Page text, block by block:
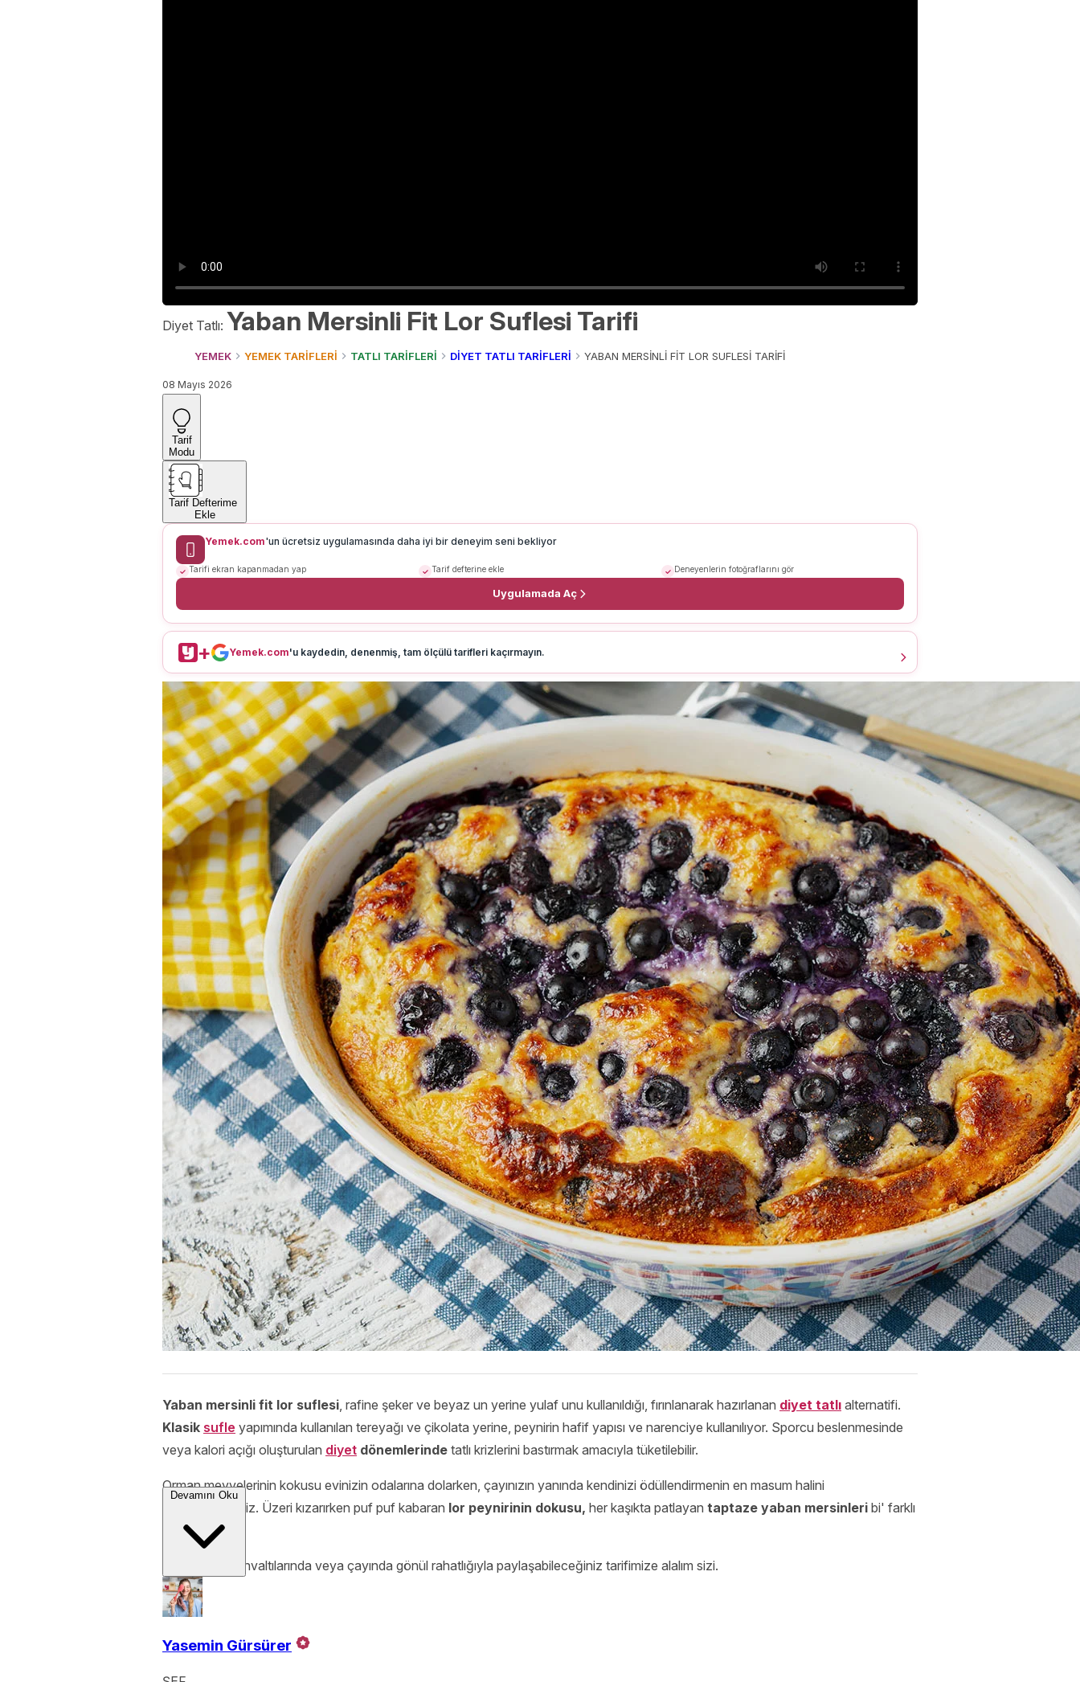
Diyet Tatlı: Yaban Mersinli Fit Lor Suflesi Tarifi
YEMEK YEMEK TARİFLERİ TATLI TARİFLERİ DİYET TATLI TARİFLERİ YABAN MERSİNLİ FİT LOR SUFLESİ TARİFİ
08 Mayıs 2026
Tarif
Modu
Tarif Defterime
Ekle
Yemek.com'un ücretsiz uygulamasında daha iyi bir deneyim seni bekliyor
Tarifi ekran kapanmadan yap Tarif defterine ekle Deneyenlerin fotoğraflarını gör
Uygulamada Aç
+ Yemek.com'u kaydedin, denenmiş, tam ölçülü tarifleri kaçırmayın.
Yaban mersinli fit lor suflesi , rafine şeker ve beyaz un yerine yulaf unu kullanıldığı, fırınlanarak hazırlanan diyet tatlı alternatifi.
Klasik sufle yapımında kullanılan tereyağı ve çikolata yerine, peynirin hafif yapısı ve narenciye kullanılıyor. Sporcu beslenmesinde
veya kalori açığı oluşturulan diyet dönemlerinde tatlı krizlerini bastırmak amacıyla tüketilebilir.
Orman meyvelerinin kokusu evinizin odalarına dolarken, çayınızın yanında kendinizi ödüllendirmenin en masum halini
keşfedeceksiniz. Üzeri kızarırken puf puf kabaran lor peynirinin dokusu, her kaşıkta patlayan taptaze yaban mersinleri bi' farklı
oluyor.
Hafta sonu kahvaltılarında veya çayında gönül rahatlığıyla paylaşabileceğiniz tarifimize alalım sizi.
Devamını Oku
Yasemin Gürsürer